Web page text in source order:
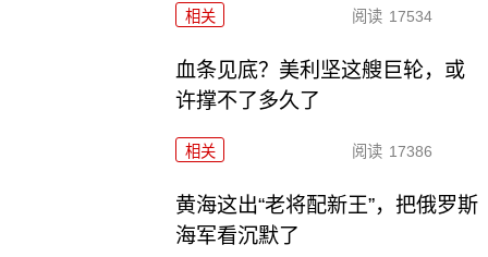
相关 阅读 17534
血条见底？美利坚这艘巨轮，或
许撑不了多久了
相关 阅读 17386
黄海这出“老将配新王”，把俄罗斯
海军看沉默了